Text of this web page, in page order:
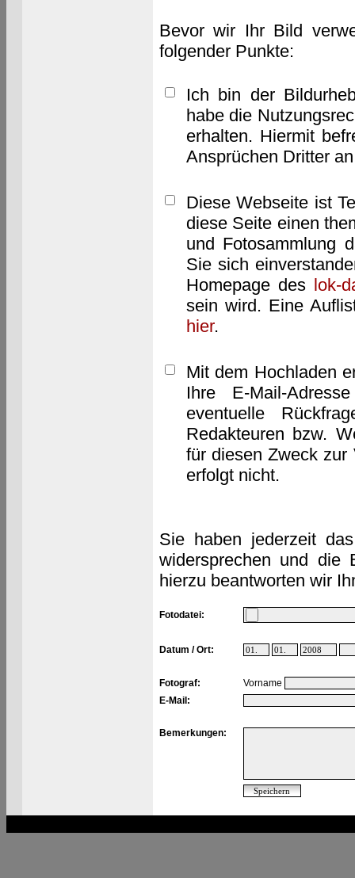
Bevor wir Ihr Bild
folgender Punkte:
Ich bin der
habe die
erhalten. Hiermit
Ansprüchen Dritter
Diese Webseite ist
diese Seite einen
und Fotosammlung
Sie sich
Homepage des lok-
sein wird. Eine
hier.
Mit dem Hochladen
Ihre E-Mail-
eventuelle
Redakteuren bzw.
für diesen Zweck zur
erfolgt nicht.
Sie haben jederzeit
widersprechen und die
hierzu beantworten wir
Fotodatei:
Datum / Ort:
Fotograf:
Vorname
E-Mail:
Bemerkungen: